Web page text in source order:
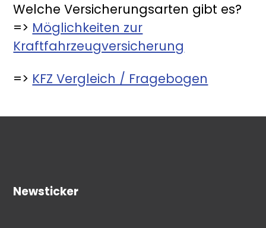
Welche Versicherungsarten gibt es?
=> Möglichkeiten zur
Kraftfahrzeugversicherung
=> KFZ Vergleich / Fragebogen
Newsticker